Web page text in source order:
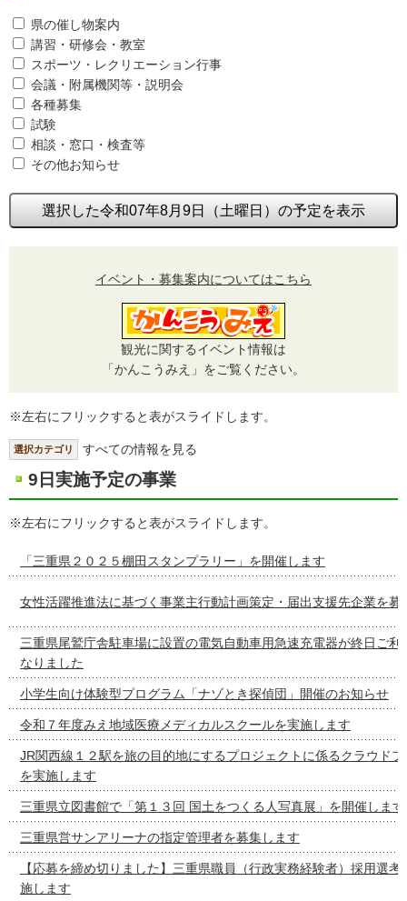
県の催し物案内
講習・研修会・教室
スポーツ・レクリエーション行事
会議・附属機関等・説明会
各種募集
試験
相談・窓口・検査等
その他お知らせ
選択した令和07年8月9日（土曜日）の予定を表示
イベント・募集案内についてはこちら
観光に関するイベント情報は
「かんこうみえ」をご覧ください。
※左右にフリックすると表がスライドします。
選択カテゴリ すべての情報を見る
9日実施予定の事業
※左右にフリックすると表がスライドします。
「三重県２０２５棚田スタンプラリー」を開催します
女性活躍推進法に基づく事業主行動計画策定・届出支援先企業を募
三重県尾鷲庁舎駐車場に設置の電気自動車用急速充電器が終日ご利
なりました
小学生向け体験型プログラム「ナゾとき探偵団」開催のお知らせ
令和７年度みえ地域医療メディカルスクールを実施します
JR関西線１２駅を旅の目的地にするプロジェクトに係るクラウド
を実施します
三重県立図書館で「第１３回 国土をつくる人写真展」を開催します
三重県営サンアリーナの指定管理者を募集します
【応募を締め切りました】三重県職員（行政実務経験者）採用選
施します